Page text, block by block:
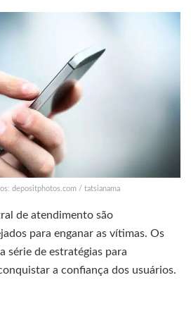
depositphotos.com / tatsianama
de atendimento são
para enganar as vítimas. Os
série de estratégias para
a confiança dos usuários.